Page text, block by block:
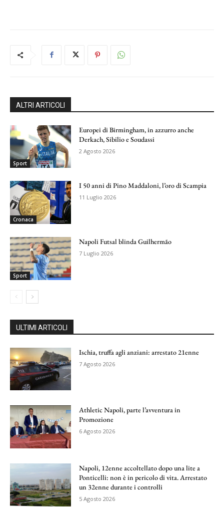
ALTRI ARTICOLI
Sport
Europei di Birmingham, in azzurro anche
Derkach, Sibilio e Soudassi
2 Agosto 2026
Cronaca
I 50 anni di Pino Maddaloni, l’oro di Scampia
11 Luglio 2026
Sport
Napoli Futsal blinda Guilhermão
7 Luglio 2026
ULTIMI ARTICOLI
Ischia, truffa agli anziani: arrestato 21enne
7 Agosto 2026
Athletic Napoli, parte l’avventura in
Promozione
6 Agosto 2026
Napoli, 12enne accoltellato dopo una lite a
Ponticelli: non è in pericolo di vita. Arrestato
un 32enne durante i controlli
5 Agosto 2026